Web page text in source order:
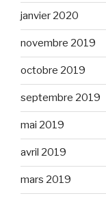
janvier 2020
novembre 2019
octobre 2019
septembre 2019
mai 2019
avril 2019
mars 2019